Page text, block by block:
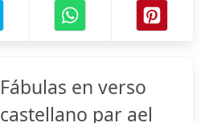
Fábulas en verso
castellano par ael